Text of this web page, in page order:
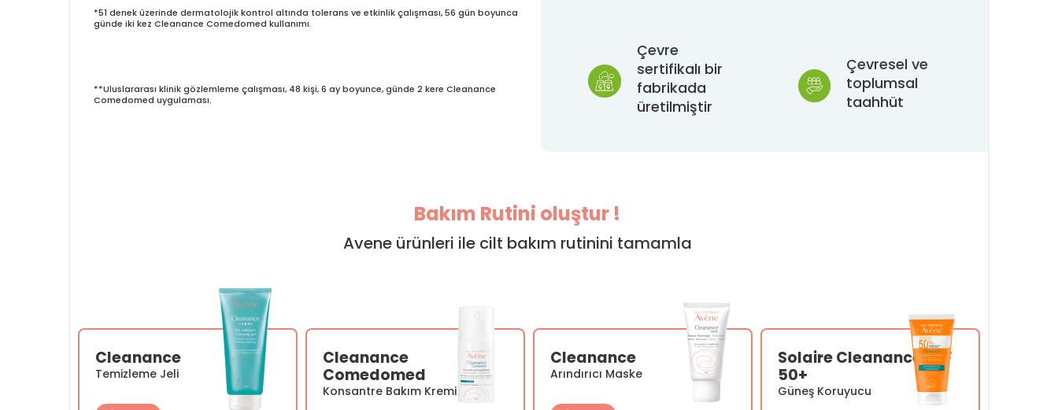
*51 denek üzerinde dermatolojik kontrol altında tolerans ve etkinlik çalışması, 56 gün boyunca
günde iki kez Cleanance Comedomed kullanımı.
**Uluslararası klinik gözlemleme çalışması, 48 kişi, 6 ay boyunce, günde 2 kere Cleanance
Comedomed uygulaması.
Çevre
sertifikalı bir
fabrikada
üretilmiştir
Çevresel ve
toplumsal
taahhüt
Bakım Rutini oluştur !
Avene ürünleri ile cilt bakım rutinini tamamla
Cleanance
Temizleme Jeli
Cleanance
Comedomed
Konsantre Bakım Kremi
Cleanance
Arındırıcı Maske
Solaire Cleanance SPF
50+
Güneş Koruyucu